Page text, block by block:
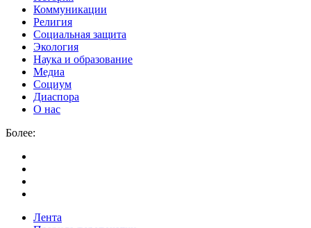
Коммуникации
Религия
Социальная защита
Экология
Наука и образование
Медиа
Социум
Диаспора
О нас
Более:
Лента